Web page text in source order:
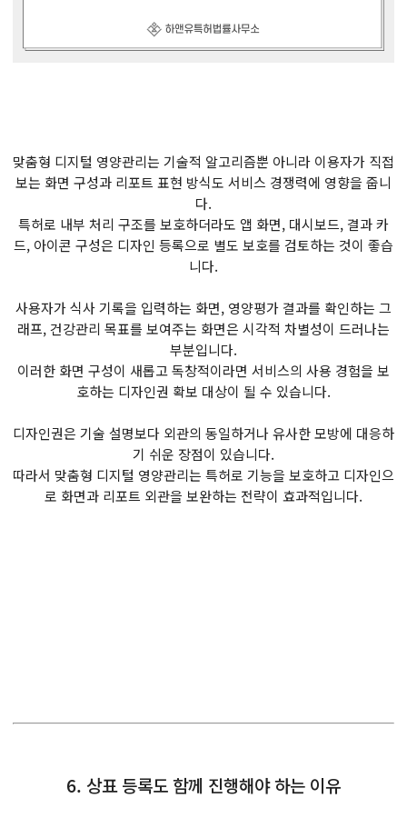
맞춤형 디지털 영양관리는 기술적 알고리즘뿐 아니라 이용자가 직접
보는 화면 구성과 리포트 표현 방식도 서비스 경쟁력에 영향을 줍니
다.
특허로 내부 처리 구조를 보호하더라도 앱 화면, 대시보드, 결과 카
드, 아이콘 구성은 디자인 등록으로 별도 보호를 검토하는 것이 좋습
니다.
사용자가 식사 기록을 입력하는 화면, 영양평가 결과를 확인하는 그
래프, 건강관리 목표를 보여주는 화면은 시각적 차별성이 드러나는
부분입니다.
이러한 화면 구성이 새롭고 독창적이라면 서비스의 사용 경험을 보
호하는 디자인권 확보 대상이 될 수 있습니다.
디자인권은 기술 설명보다 외관의 동일하거나 유사한 모방에 대응하
기 쉬운 장점이 있습니다.
따라서 맞춤형 디지털 영양관리는 특허로 기능을 보호하고 디자인으
로 화면과 리포트 외관을 보완하는 전략이 효과적입니다.
6. 상표 등록도 함께 진행해야 하는 이유